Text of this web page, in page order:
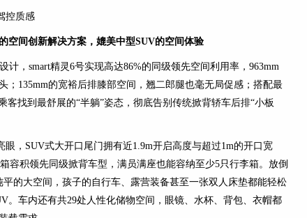
控质感
空间创新解决方案，媲美中型SUV的空间体验
计，smart精灵6号实现高达86%的同级领先空间利用率，963mm
；135mm的宽裕后排膝部空间，翘二郎腿也毫无局促感；搭配最
客找到最舒展的“半躺”姿态，彻底告别传统掀背轿车后排“小板
眼，SUV式大开口尾门拥有近1.9m开启高度与超过1m的开口宽
容积领先同级掀背车型，满员满座也能容纳至少5只行李箱。放倒
的大空间，孩子的自行车、露营装备甚至一张双人床垫都能轻松
。车内还有共29处人性化储物空间，眼镜、水杯、背包、衣帽都